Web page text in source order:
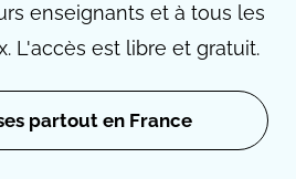
enseignants et à tous les
L'accès est libre et gratuit.
partout en France